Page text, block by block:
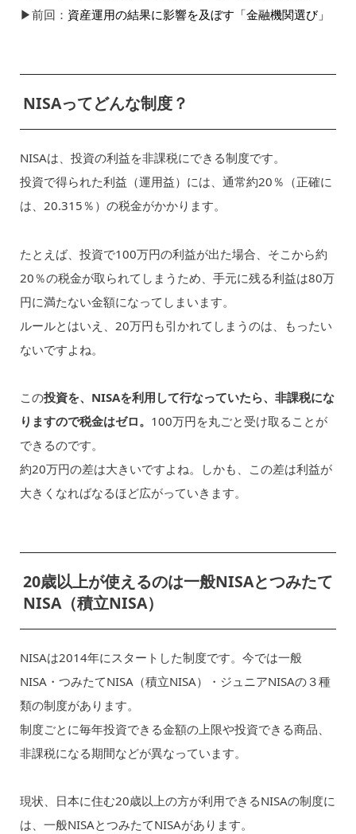
▶︎前回： 資産運用の結果に影響を及ぼす「金融機関選び」
NISAってどんな制度？
NISAは、投資の利益を非課税にできる制度です。
投資で得られた利益（運用益）には、通常約20％（正確に
は、20.315％）の税金がかかります。
たとえば、投資で100万円の利益が出た場合、そこから約
20％の税金が取られてしまうため、手元に残る利益は80万
円に満たない金額になってしまいます。
ルールとはいえ、20万円も引かれてしまうのは、もったい
ないですよね。
この投資を、NISAを利用して行なっていたら、非課税にな
りますので税金はゼロ。 100万円を丸ごと受け取ることが
できるのです。
約20万円の差は大きいですよね。しかも、この差は利益が
大きくなればなるほど広がっていきます。
20歳以上が使えるのは一般NISAとつみたて
NISA（積立NISA）
NISAは2014年にスタートした制度です。今では一般
NISA・つみたてNISA（積立NISA）・ジュニアNISAの３種
類の制度があります。
制度ごとに毎年投資できる金額の上限や投資できる商品、
非課税になる期間などが異なっています。
現状、日本に住む20歳以上の方が利用できるNISAの制度に
は、一般NISAとつみたてNISAがあります。